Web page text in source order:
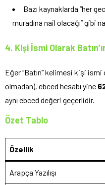
Bazı kaynaklarda “her
muradına nail olacağı” gibi
4. Kişi İsmi Olarak
Eğer “Batın” kelimesi kişi
olmadan), ebced hesabı yine
aynı ebced değeri geçerlidir.
Özet Tablo
Özellik
Arapça Yazılışı